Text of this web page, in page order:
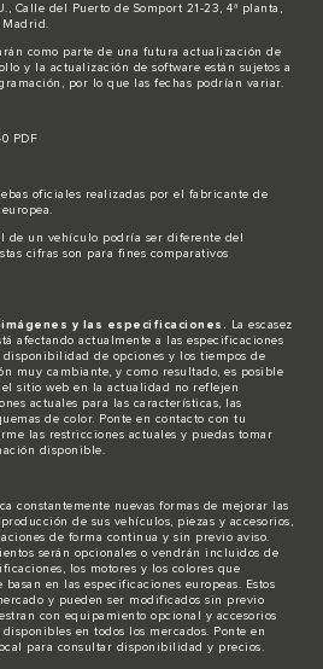
Calle del Puerto de Somport 21-23, 4ª planta,
como parte de una futura actualización de
y la actualización de software están sujetos a
por lo que las fechas podrían variar.
PDF
oficiales realizadas por el fabricante de
de un vehículo podría ser diferente del
cifras son para fines comparativos
y las especificaciones.
La escasez
afectando actualmente a las especificaciones
de opciones y los tiempos de
muy cambiante, y como resultado, es posible
sitio web en la actualidad no reflejen
actuales para las características, las
de color. Ponte en contacto con tu
las restricciones actuales y puedas tomar
disponible.
constantemente nuevas formas de mejorar las
de sus vehículos, piezas y accesorios,
de forma continua y sin previo aviso.
serán opcionales o vendrán incluidos de
los motores y los colores que
en las especificaciones europeas. Estos
y pueden ser modificados sin previo
con equipamiento opcional y accesorios
en todos los mercados. Ponte en
para consultar disponibilidad y precios.